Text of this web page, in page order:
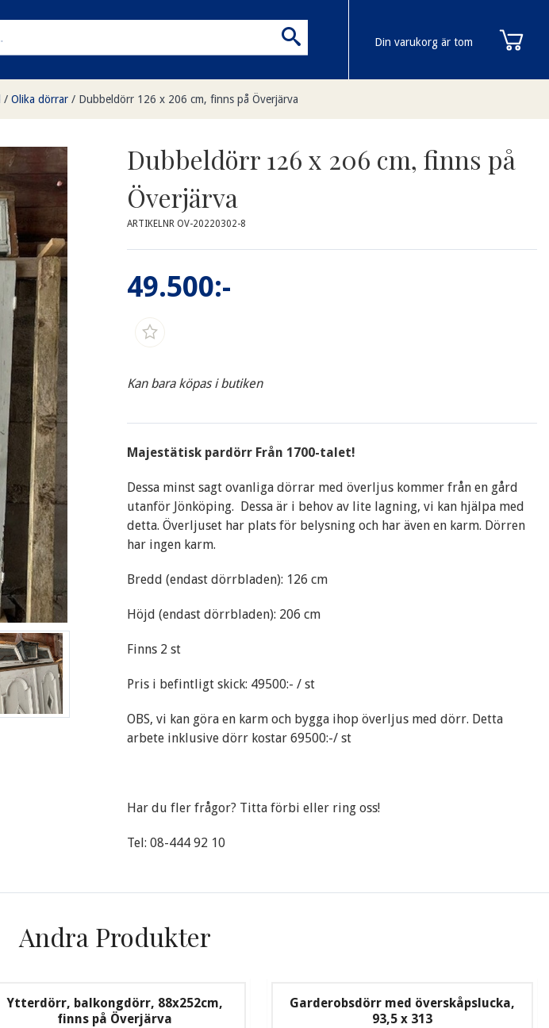
Din varukorg är tom
/ Olika dörrar / Dubbeldörr 126 x 206 cm, finns på Överjärva
Dubbeldörr 126 x 206 cm, finns på
Överjärva
ARTIKELNR OV-20220302-8
49.500:-
Kan bara köpas i butiken
Majestätisk pardörr Från 1700-talet!
Dessa minst sagt ovanliga dörrar med överljus kommer från en gård
utanför Jönköping. Dessa är i behov av lite lagning, vi kan hjälpa med
detta. Överljuset har plats för belysning och har även en karm. Dörren
har ingen karm.
Bredd (endast dörrbladen): 126 cm
Höjd (endast dörrbladen): 206 cm
Finns 2 st
Pris i befintligt skick: 49500:- / st
OBS, vi kan göra en karm och bygga ihop överljus med dörr. Detta
arbete inklusive dörr kostar 69500:-/ st
Har du fler frågor? Titta förbi eller ring oss!
Tel: 08-444 92 10
Andra Produkter
Ytterdörr, balkongdörr, 88x252cm,
finns på Överjärva
Garderobsdörr med överskåpslucka,
93,5 x 313